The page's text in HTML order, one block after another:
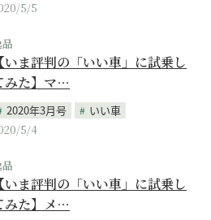
5/5
【いま評判の「いい車」に試乗し
みた】マ…
2020年3月号
いい車
5/4
【いま評判の「いい車」に試乗し
みた】メ…